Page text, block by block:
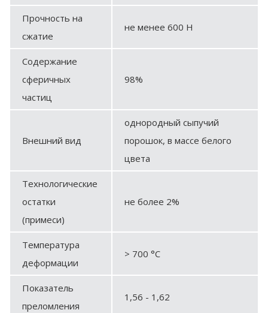
Прочность на
сжатие
не менее 600 Н
Содержание
сферичных
частиц
98%
Внешний вид
однородный сыпучий
порошок, в массе белого
цвета
Технологические
остатки
(примеси)
не более 2%
Температура
деформации
> 700 °C
Показатель
преломления
1,56 - 1,62